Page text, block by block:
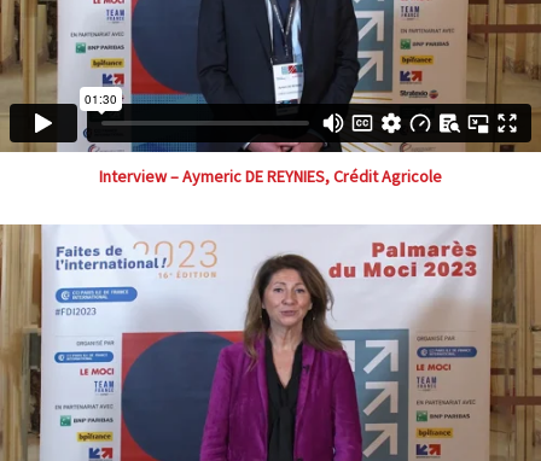
Interview – Aymeric DE REYNIES, Crédit Agricole